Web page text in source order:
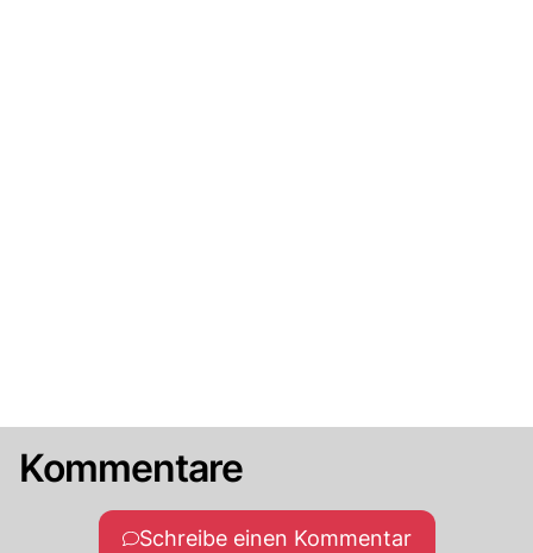
Kommentare
Schreibe einen Kommentar